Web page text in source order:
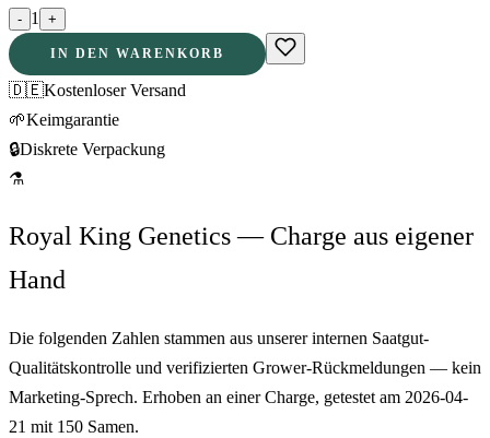
- 1 +
IN DEN WARENKORB
🇩🇪Kostenloser Versand
🌱Keimgarantie
🔒Diskrete Verpackung
⚗
Royal King Genetics — Charge aus eigener
Hand
Die folgenden Zahlen stammen aus unserer internen Saatgut-
Qualitätskontrolle und verifizierten Grower-Rückmeldungen — kein
Marketing-Sprech. Erhoben an einer Charge, getestet am 2026-04-
21 mit 150 Samen.